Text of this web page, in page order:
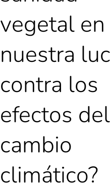
vegetal en
nuestra
contra los
efectos del
cambio
climático?